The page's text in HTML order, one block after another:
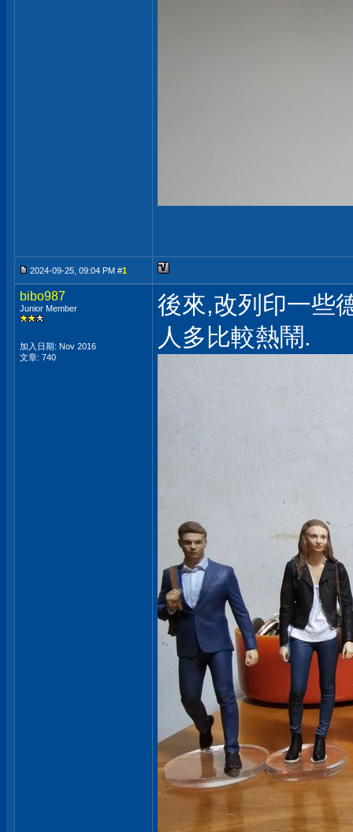
2024-09-25, 09:04 PM #1
bibo987
Junior Member
加入日期: Nov 2016
文章: 740
後來,改列印一些
人多比較熱鬧.